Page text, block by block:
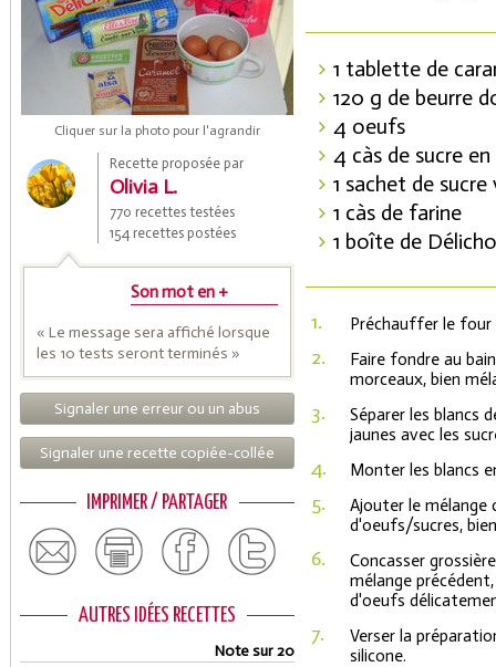
Cliquer sur la photo pour l'agrandir
Recette proposée par
Olivia L.
770 recettes testées
154 recettes postées
Son mot en +
« Le message sera affiché lorsque
les 10 tests seront terminés »
Signaler une erreur ou un abus
Signaler une recette copiée-collée
IMPRIMER / PARTAGER
AUTRES IDÉES RECETTES
Note sur 20
1 tablette de
120 g de beurre
4 oeufs
4 càs de sucre
1 sachet de sucre
1 càs de farine
1 boîte de
1. Préchauffer le four
2.
Faire fondre au
morceaux, bien
3.
Séparer les blancs
jaunes avec les
4. Monter les blancs
5.
Ajouter le mélange
d'oeufs/sucres,
6.
Concasser
mélange
d'oeufs
7.
Verser la
silicone.
Coupons de réduction
Saveurs de l'Année